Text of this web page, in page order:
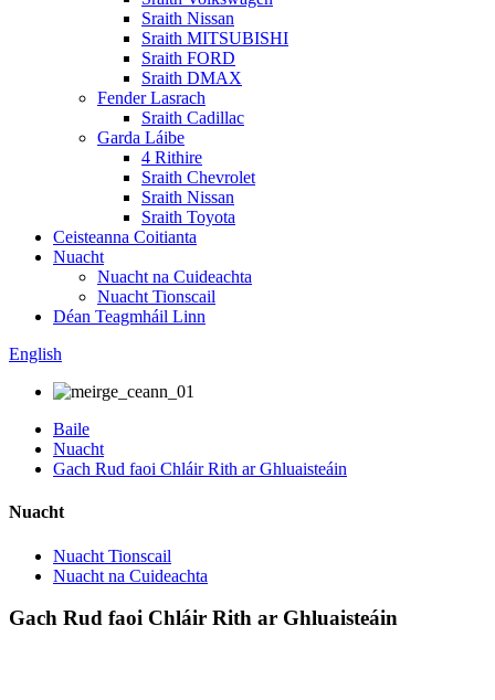
Sraith Nissan
Sraith MITSUBISHI
Sraith FORD
Sraith DMAX
Fender Lasrach
Sraith Cadillac
Garda Láibe
4 Rithire
Sraith Chevrolet
Sraith Nissan
Sraith Toyota
Ceisteanna Coitianta
Nuacht
Nuacht na Cuideachta
Nuacht Tionscail
Déan Teagmháil Linn
English
Baile
Nuacht
Gach Rud faoi Chláir Rith ar Ghluaisteáin
Nuacht
Nuacht Tionscail
Nuacht na Cuideachta
Gach Rud faoi Chláir Rith ar Ghluaisteáin